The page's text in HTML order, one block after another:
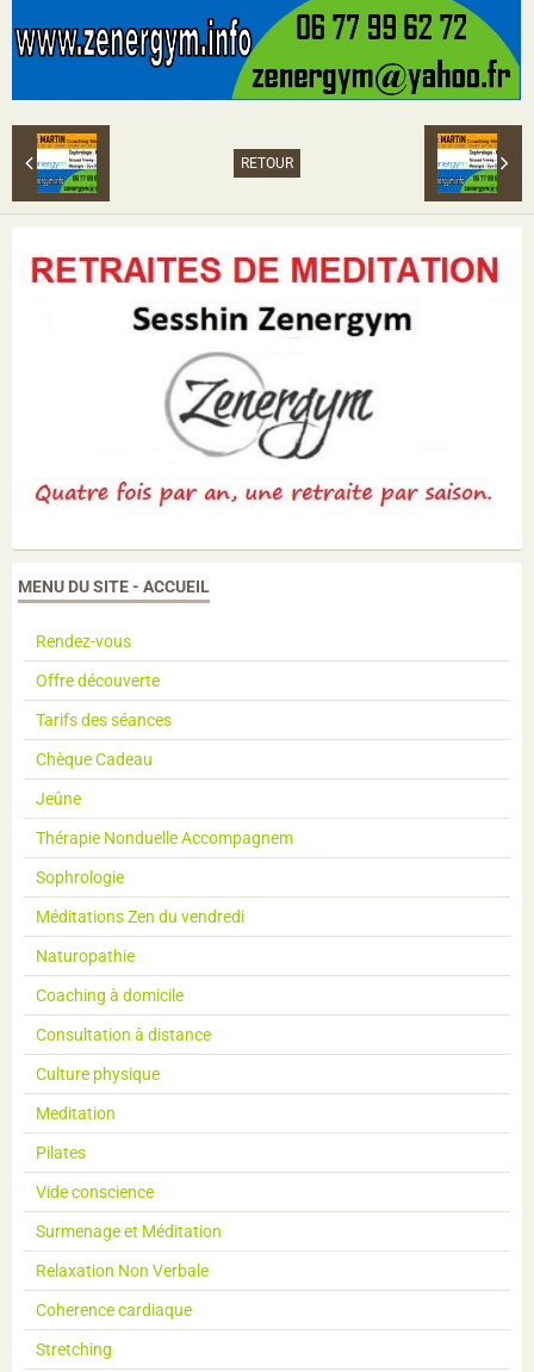
RETOUR
MENU DU SITE - ACCUEIL
Rendez-vous
Offre découverte
Tarifs des séances
Chèque Cadeau
Jeûne
Thérapie Nonduelle Accompagnem
Sophrologie
Méditations Zen du vendredi
Naturopathie
Coaching à domicile
Consultation à distance
Culture physique
Meditation
Pilates
Vide conscience
Surmenage et Méditation
Relaxation Non Verbale
Coherence cardiaque
Stretching